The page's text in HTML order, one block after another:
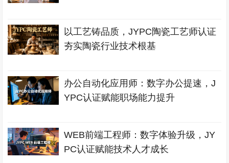
以工艺铸品质，JYPC陶瓷工艺师认证
夯实陶瓷行业技术根基
办公自动化应用师：数字办公提速，J
YPC认证赋能职场能力提升
WEB前端工程师：数字体验升级，JY
PC认证赋能技术人才成长